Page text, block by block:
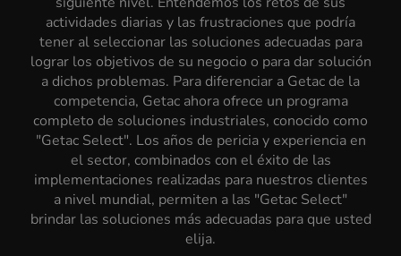
actividades diarias y las frustraciones que podría
tener al seleccionar las soluciones adecuadas para
lograr los objetivos de su negocio o para dar solución
a dichos problemas. Para diferenciar a Getac de la
competencia, Getac ahora ofrece un programa
completo de soluciones industriales, conocido como
"Getac Select". Los años de pericia y experiencia en
el sector, combinados con el éxito de las
implementaciones realizadas para nuestros clientes
a nivel mundial, permiten a las "Getac Select"
brindar las soluciones más adecuadas para que usted
elija.